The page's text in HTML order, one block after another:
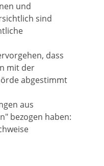
und
sind
dass
mit der
abgestimmt
aus
bezogen haben: